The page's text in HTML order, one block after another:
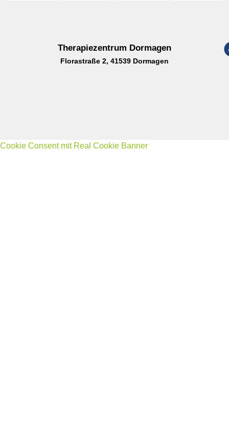
Therapiezentrum Dormagen
Florastraße 2, 41539 Dormagen
Cookie Consent mit Real Cookie Banner